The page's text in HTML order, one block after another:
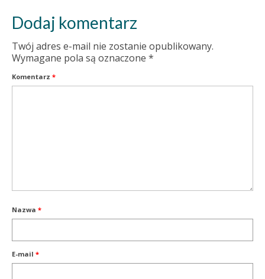
Dodaj komentarz
Twój adres e-mail nie zostanie opublikowany.
Wymagane pola są oznaczone *
Komentarz *
Nazwa *
E-mail *